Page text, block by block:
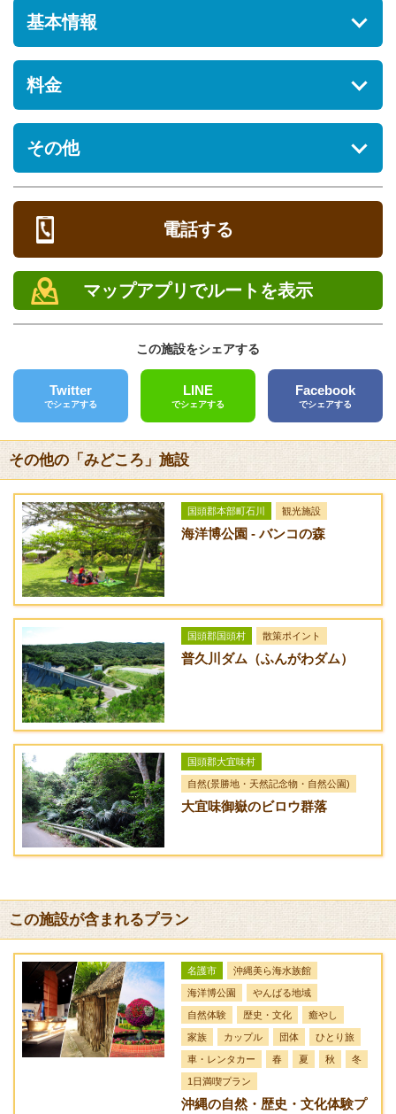
基本情報
住所
沖縄県国頭郡本部町石川424番地
駐車場
[あり] 無料 P2駐車場77台、P3・P5駐車場270台
営業時間
8:30～19:00(入館締切18:30)
通常期(10月～2月)
8:30～17:30(入館締切17:00)
定休日
12月の第1水曜日とその翌日
0980-48-2741
FAX
0980-48-3339
クレジットカード
[未対応]
バリアフリー
[対応]海洋博公園点字ガイドあり。手動・電動車いすの無料貸
出あり。身障者対応トイレあり。
送迎サービス
[なし]
URL
海洋博公園 - お花畑、海岸遊歩道
アクセス方法
沖縄自動車道・許田インターを下り、名護・本部方面へ進み、
国道58号線を北上する。名護市の宮里4丁目（北）交差点を左
折し、国道449号線を進む。本部町の浦崎交差点を左折し、県
道114号線に入る。約2.5km先左側。
路線バス：那覇空港より[路線No.111 高速バス]を利用し、終点
料金
無料で見学できます
その他
レストラン
[ あり ]海洋博公園内にあり
[ なし ]
バーベキュー
ペットを連れての入場は一部制限があります。
電話する
マップアプリでルートを表示
この施設をシェアする
Twitter
でシェアする
LINE
でシェアする
Facebook
でシェアする
その他の「みどころ」施設
国頭郡本部町石川 観光施設
海洋博公園 - バンコの森
国頭郡国頭村 散策ポイント
普久川ダム（ふんがわダム）
国頭郡大宜味村
自然(景勝地・天然記念物・自然公園)
大宜味御嶽のビロウ群落
この施設が含まれるプラン
名護市 沖縄美ら海水族館
海洋博公園 やんばる地域
自然体験 歴史・文化 癒やし
家族 カップル 団体 ひとり旅
車・レンタカー 春 夏 秋 冬
1日満喫プラン
沖縄の自然・歴史・文化体験プ